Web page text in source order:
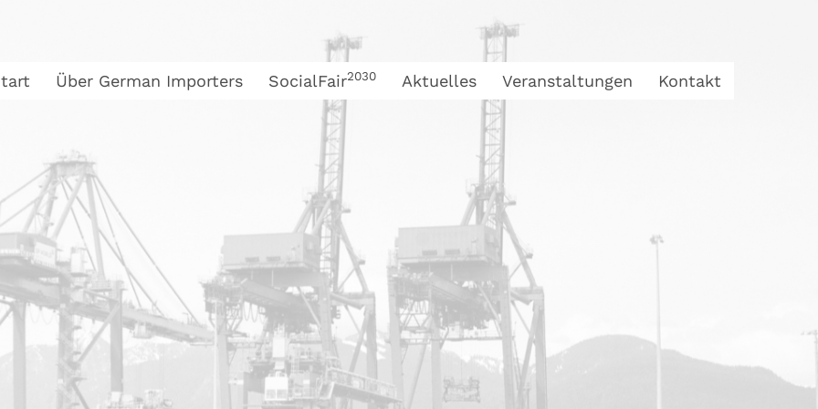
Über German Importers SocialFair2030 Aktuelles Veranstaltungen Kontakt